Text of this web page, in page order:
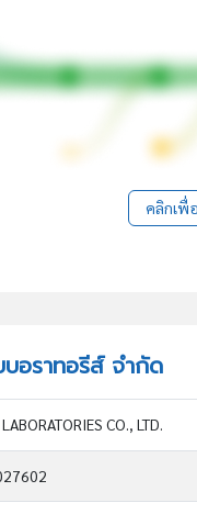
คลิกเพื่
อราทอรีส์ จำกัด
CO., LTD.